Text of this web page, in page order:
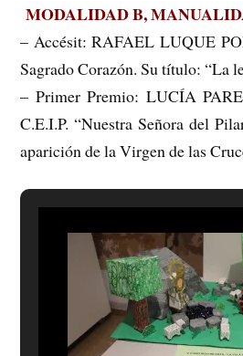
MODALIDAD B,
– Accésit: RAFAEL LUQUE
Sagrado Corazón. Su título: “La
– Primer Premio: LUCÍA
C.E.I.P. “Nuestra Señora del
aparición de la Virgen de las